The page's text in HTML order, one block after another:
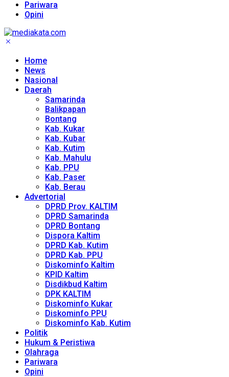
Pariwara
Opini
Home
News
Nasional
Daerah
Samarinda
Balikpapan
Bontang
Kab. Kukar
Kab. Kubar
Kab. Kutim
Kab. Mahulu
Kab. PPU
Kab. Paser
Kab. Berau
Advertorial
DPRD Prov. KALTIM
DPRD Samarinda
DPRD Bontang
Dispora Kaltim
DPRD Kab. Kutim
DPRD Kab. PPU
Diskominfo Kaltim
KPID Kaltim
Disdikbud Kaltim
DPK KALTIM
Diskominfo Kukar
Diskominfo PPU
Diskominfo Kab. Kutim
Politik
Hukum & Peristiwa
Olahraga
Pariwara
Opini